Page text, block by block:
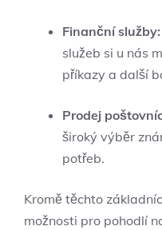
Finanční služby:
služeb si u nás
příkazy a další
Prodej
široký výběr
potřeb.
Kromě těchto
možnosti pro pohodlí